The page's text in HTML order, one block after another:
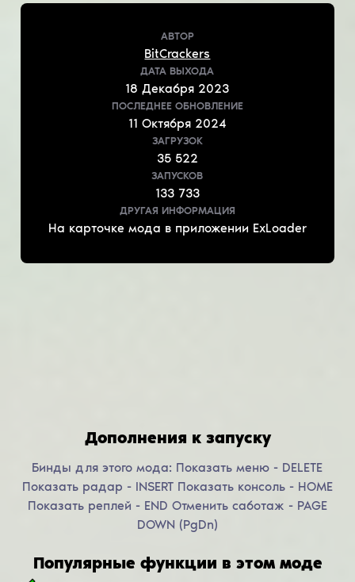
АВТОР
BitCrackers
ДАТА ВЫХОДА
18Декабря 2023
ПОСЛЕДНЕЕ ОБНОВЛЕНИЕ
11 Октября2024
ЗАГРУЗОК
35 522
ЗАПУСКОВ
133 733
ДРУГАЯ ИНФОРМАЦИЯ
На карточке мода в приложении ExLoader
Дополнения к запуску
Бинды для этого мода: Показать меню - DELETE
Показать радар - INSERT Показать консоль - HOME
Показать реплей - END Отменить саботаж - PAGE
DOWN (PgDn)
Популярные функции в этом моде